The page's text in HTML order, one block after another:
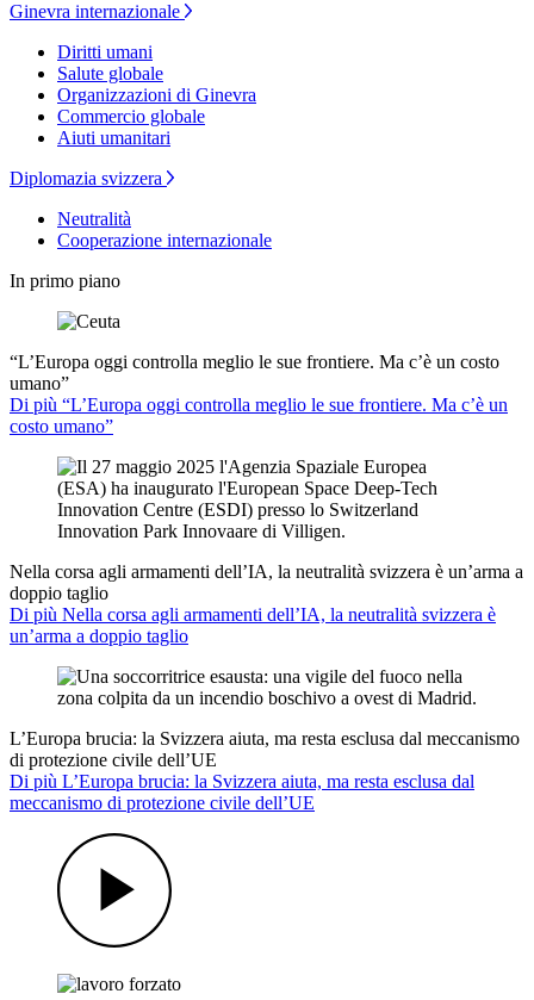
Ginevra internazionale
Diritti umani
Salute globale
Organizzazioni di Ginevra
Commercio globale
Aiuti umanitari
Diplomazia svizzera
Neutralità
Cooperazione internazionale
In primo piano
“L’Europa oggi controlla meglio le sue frontiere. Ma c’è un costo
umano”
Di più “L’Europa oggi controlla meglio le sue frontiere. Ma c’è un
costo umano”
Nella corsa agli armamenti dell’IA, la neutralità svizzera è un’arma a
doppio taglio
Di più Nella corsa agli armamenti dell’IA, la neutralità svizzera è
un’arma a doppio taglio
L’Europa brucia: la Svizzera aiuta, ma resta esclusa dal meccanismo
di protezione civile dell’UE
Di più L’Europa brucia: la Svizzera aiuta, ma resta esclusa dal
meccanismo di protezione civile dell’UE